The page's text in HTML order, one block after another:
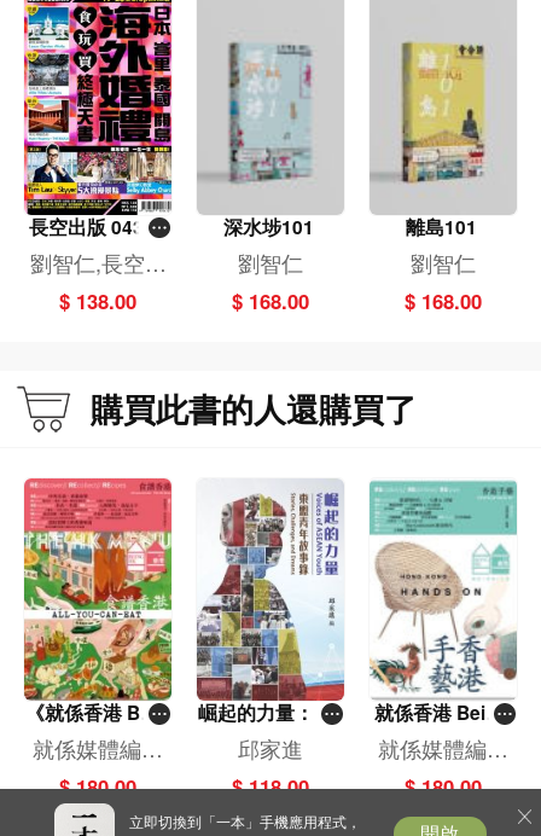
==========
目錄
推薦序（一）李淑慧女士
推薦序（二）凌浩雲教授
推薦序（三）林曉敏女士
自序
九龍城區古今談：從鹽場到都市多元文化的縮影
九龍城星級街坊：影帝腳下的市井與初心
001 九龍城寨：暗黑迷宮與光影傳奇
002 啟德國際機場：鋼翼下的城市心跳
004 國際百貨公司：「星屋」下的九龍城傳奇
005 李小龍故居：像水一樣存在與消失
006 食為先海鮮菜館：歷久常新的地標
007 源茂興記茶莊：南角道茶香餘韻
008 嘉倫文具店：「乜都有」的老文具店
009 公和荳品廠：一板豆腐一串回憶
010 新興肉食公司：砧板上的一份人情味
011 時新快餐店：甜中帶酸的漢堡包
012 豪華餅店：來得簡樸的豪華
014 陳標記小兒疳積散：猴子賣藥的傳奇
015 理想酒店：九龍塘的霓虹秘密
長空出版 043海
外婚禮食玩買終
極天書19-20
劉智仁,長空編
輯部
$ 138.00
深水埗101
劉智仁
$ 168.00
離島101
劉智仁
$ 168.00
購買此書的人還購買了
《就係香港 Bein
gHongKong 02
7》（2025冬季
號）
就係媒體編輯
部
$ 180.00
崛起的力量： 東
盟青年故事錄
邱家進
$ 118.00
就係香港 Being
HongKong 028
（2026春季號）
就係媒體編輯
部
$ 180.00
立即切換到「一本」手機應用程式，